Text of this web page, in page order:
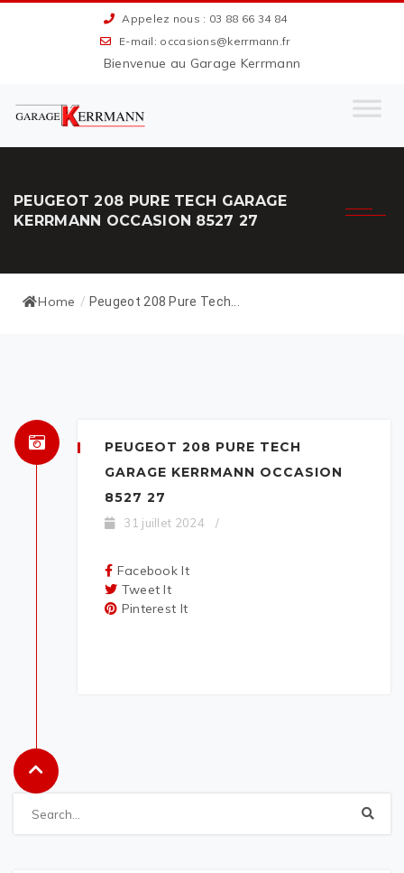
Appelez nous : 03 88 66 34 84
E-mail: occasions@kerrmann.fr
Bienvenue au Garage Kerrmann
PEUGEOT 208 PURE TECH GARAGE
KERRMANN OCCASION 8527 27
Home / Peugeot 208 Pure Tech...
PEUGEOT 208 PURE TECH
GARAGE KERRMANN OCCASION
8527 27
31 juillet 2024 /
Facebook It
Tweet It
Pinterest It